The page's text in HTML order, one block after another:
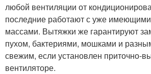
любой вентиляции от
последние работают с уже
массами. Вытяжки же гарантируют
пухом, бактериями, мошками и
свежим, если установлен приточно-
вентиляторе.